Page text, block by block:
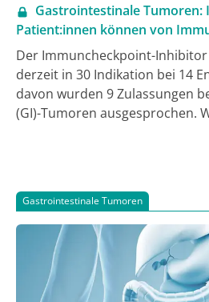
Gastrointestinale Tumoren:
Patient:innen können von
Der Immuncheckpoint-
derzeit in 30 Indikation bei 14
davon wurden 9 Zulassungen
(GI)-Tumoren ausgesprochen.
aufweisen und welche
des 3 Expert Summit on GI-
Gastrointestinale Tumoren